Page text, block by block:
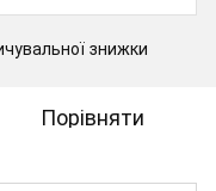
знижки
Порівняти